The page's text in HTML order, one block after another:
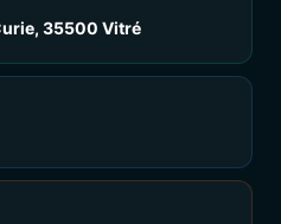
35500 Vitré